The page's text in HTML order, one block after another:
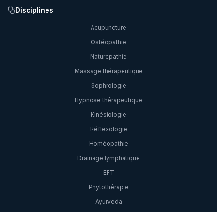
Disciplines
Acupuncture
Ostéopathie
Naturopathie
Massage thérapeutique
Sophrologie
Hypnose thérapeutique
Kinésiologie
Réflexologie
Homéopathie
Drainage lymphatique
EFT
Phytothérapie
Ayurveda